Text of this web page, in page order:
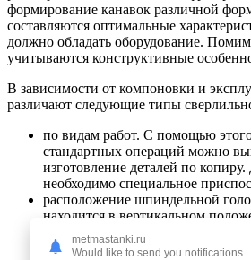
формирование канавок различной
составляются оптимальные
должно обладать оборудование.
учитываются конструктивные
В зависимости от компоновки и
различают следующие типы
по видам работ. С помощью
стандартных операций можно
изготовление деталей по
необходимо специальное
расположение шпиндельной
находится в вертикальном
рабочего стола. Но есть
патрон располагается
metmastanki.ru
Would like to send you notifications